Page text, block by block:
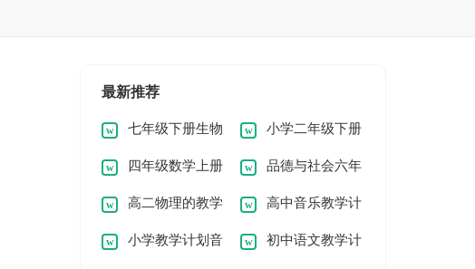
最新推荐
七年级下册生物
教学计划
小学二年级下册
数学教学计划
四年级数学上册
教学计划
品德与社会六年
下教学计划
高二物理的教学
计划
高中音乐教学计
划
小学教学计划音 初中语文教学计